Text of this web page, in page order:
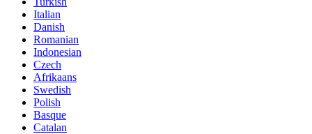
Italian
Danish
Romanian
Indonesian
Czech
Afrikaans
Swedish
Polish
Basque
Catalan